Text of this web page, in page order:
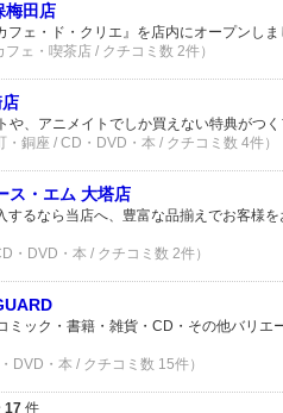
梅田店
フェ・ド・クリエ』を店内にオープンしま
フェ・喫茶店 / クチコミ数 2件）
や、アニメイトでしか買えない特典がつ
・銅座 / CD・DVD・本 / クチコミ数 4件）
ス・エム 大塔店
するなら当店へ、豊富な品揃えでお客様
・DVD・本 / クチコミ数 2件）
ミック・書籍・雑貨・CD・その他バリエ
DVD・本 / クチコミ数 15件）
17 件